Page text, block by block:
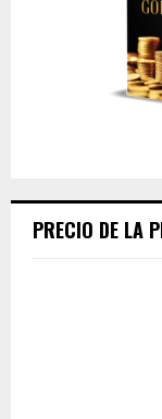
PRECIO DE LA